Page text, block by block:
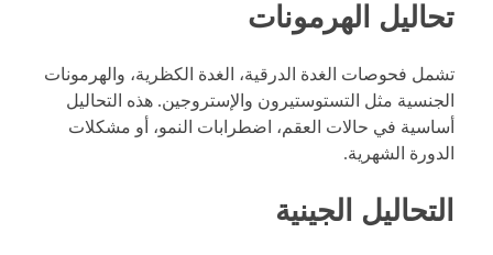
تحاليل الهرمونات
تشمل فحوصات الغدة الدرقية، الغدة الكظرية، والهرمونات
الجنسية مثل التستوستيرون والإستروجين. هذه التحاليل
أساسية في حالات العقم، اضطرابات النمو، أو مشكلات
الدورة الشهرية.
التحاليل الجينية